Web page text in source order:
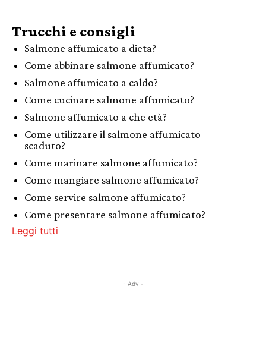
Trucchi e consigli
Salmone affumicato a dieta?
Come abbinare salmone affumicato?
Salmone affumicato a caldo?
Come cucinare salmone affumicato?
Salmone affumicato a che età?
Come utilizzare il salmone affumicato
scaduto?
Come marinare salmone affumicato?
Come mangiare salmone affumicato?
Come servire salmone affumicato?
Come presentare salmone affumicato?
Leggi tutti
- Adv -